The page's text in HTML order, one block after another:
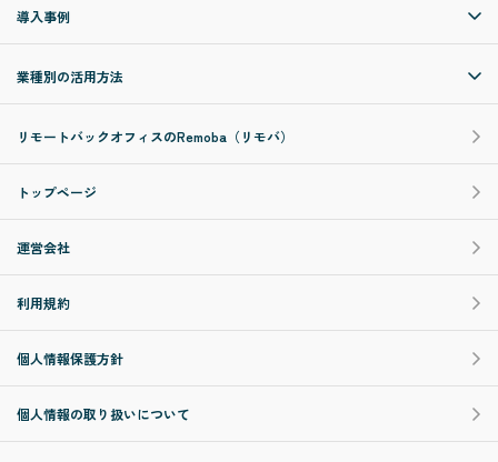
導入事例
業種別の活用方法
リモートバックオフィスのRemoba（リモバ）
トップページ
運営会社
利用規約
個人情報保護方針
個人情報の取り扱いについて